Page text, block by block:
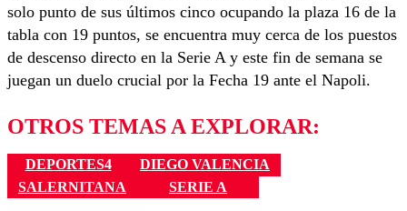
solo punto de sus últimos cinco ocupando la plaza 16 de la
tabla con 19 puntos, se encuentra muy cerca de los puestos
de descenso directo en la Serie A y este fin de semana se
juegan un duelo crucial por la Fecha 19 ante el Napoli.
OTROS TEMAS A EXPLORAR:
DEPORTES4
DIEGO VALENCIA
SALERNITANA
SERIE A